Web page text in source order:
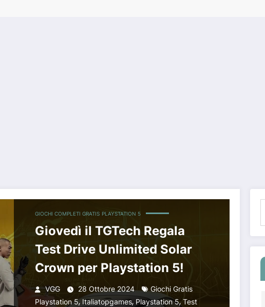
GIOCHI COMPLETI GRATIS PLAYSTATION 5
Giovedì il TGTech Regala
Test Drive Unlimited Solar
Crown per Playstation 5!
VGG 28 Ottobre 2024
Giochi Gratis
Playstation 5,Italiatopgames, Playstation 5, Test